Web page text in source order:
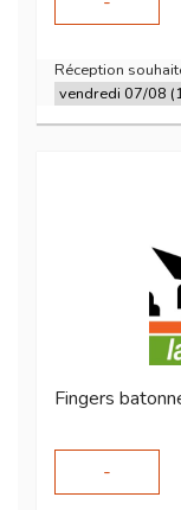
Réception
Fingers
-